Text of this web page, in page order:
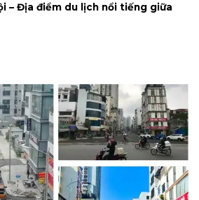
– Địa điểm du lịch nổi tiếng giữa